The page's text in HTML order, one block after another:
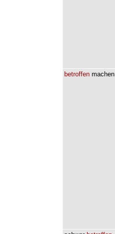
betroffen machen